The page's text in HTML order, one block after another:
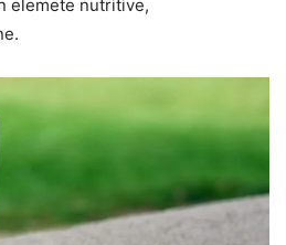
elemete nutritive,